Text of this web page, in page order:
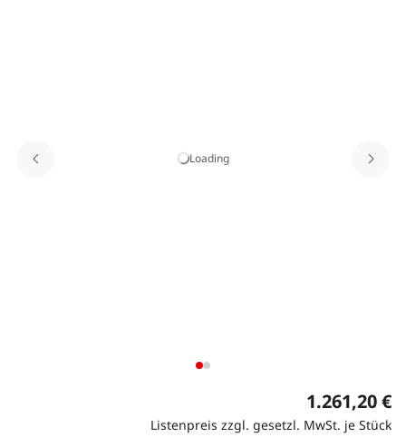
Loading
1.261,20 €
Listenpreis zzgl. gesetzl. MwSt. je Stück